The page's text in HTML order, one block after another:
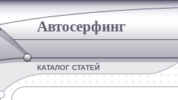
Автосерфинг
КАТАЛОГ СТАТЕЙ